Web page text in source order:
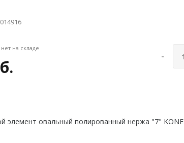
нет на складе
-
элемент овальный полированный нержа "7" KONE